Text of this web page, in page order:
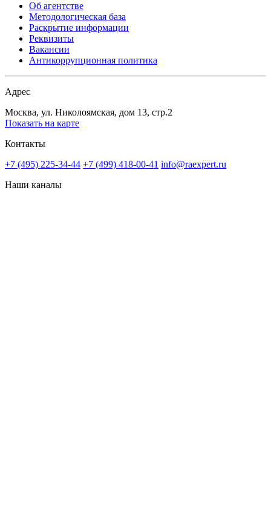
Об агентстве
Методологическая база
Раскрытие информации
Реквизиты
Вакансии
Антикоррупционная политика
Адрес
Москва, ул. Николоямская, дом 13, стр.2
Показать на карте
Контакты
+7 (495) 225-34-44 +7 (499) 418-00-41 info@raexpert.ru
Наши каналы